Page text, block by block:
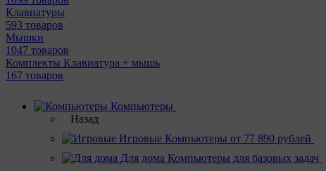
Клавиатуры
593 товаров
Мышки
1047 товаров
Комплекты Клавиатура + мышь
167 товаров
Компьютеры
Назад
Игровые Компьютеры от 77 890 рублей
Для дома Компьютеры для базовых задач